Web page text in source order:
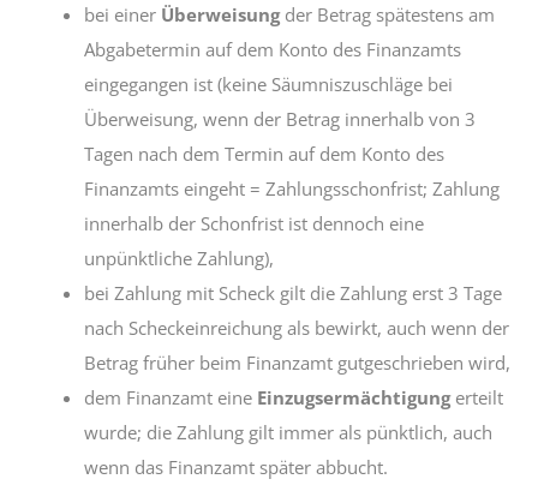
bei einer Überweisungder Betrag spätestens am
Abgabetermin auf dem Konto des Finanzamts
eingegangen ist (keine Säumniszuschläge bei
Überweisung, wenn der Betrag innerhalb von 3
Tagen nach dem Termin auf dem Konto des
Finanzamts eingeht = Zahlungsschonfrist; Zahlung
innerhalb der Schonfrist ist dennoch eine
unpünktliche Zahlung),
bei Zahlung mit Scheck gilt die Zahlung erst 3 Tage
nach Scheckeinreichung als bewirkt, auch wenn der
Betrag früher beim Finanzamt gutgeschrieben wird,
dem Finanzamt eine Einzugsermächtigungerteilt
wurde; die Zahlung gilt immer als pünktlich, auch
wenn das Finanzamt später abbucht.